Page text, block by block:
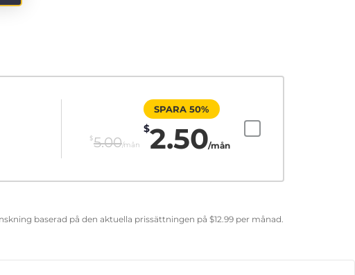
$5.00/mån
SPARA 50%
$2.50/mån
baserad på den aktuella prissättningen på $12.99 per månad.